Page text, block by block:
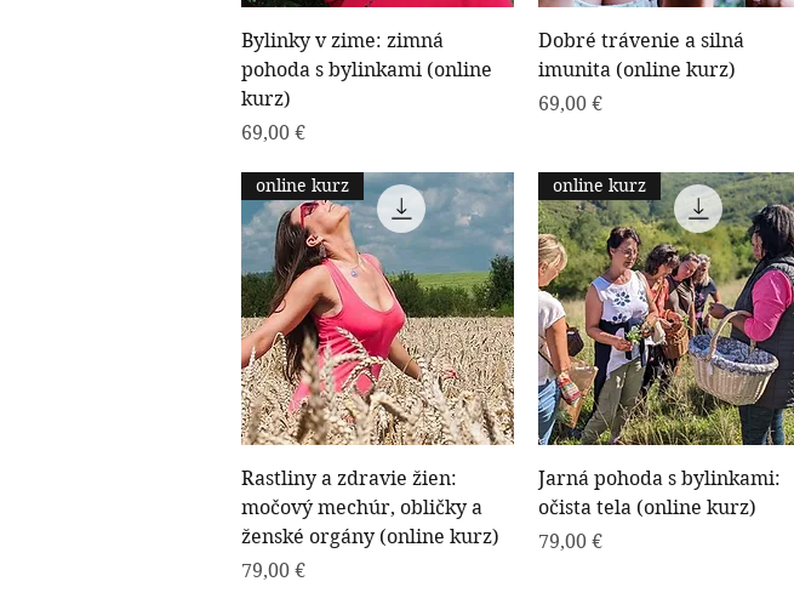
Rýchle zobrazenie
Bylinky v zime: zimná
pohoda s bylinkami (online
kurz)
Cena
69,00 €
Rýchle zobrazenie
Dobré trávenie a silná
imunita (online kurz)
Cena
69,00 €
Rýchle zobrazenie
online kurz
Rastliny a zdravie žien:
močový mechúr, obličky a
ženské orgány (online kurz)
Cena
79,00 €
Rýchle zobrazenie
online kurz
Jarná pohoda s bylinkami:
očista tela (online kurz)
Cena
79,00 €